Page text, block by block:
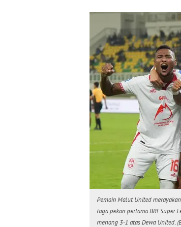
Pemain Malut United
laga pekan pertama BRI Super
menang 3-1 atas Dewa United.